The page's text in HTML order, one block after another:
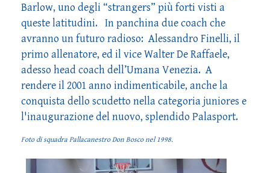
Barlow, uno degli “strangers” più forti visti a
queste latitudini. In panchina due coach che
avranno un futuro radioso: Alessandro Finelli, il
primo allenatore, ed il vice Walter De Raffaele,
adesso head coach dell’Umana Venezia. A
rendere il 2001 anno indimenticabile, anche la
conquista dello scudetto nella categoria juniores e
l'inaugurazione del nuovo, splendido Palasport.
Foto di squadra Pallacanestro Don Bosco nel 1998.